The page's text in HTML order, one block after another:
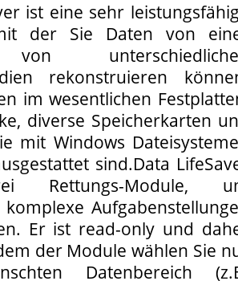
ist eine sehr
der Sie Daten von
rekonstruieren
im wesentlichen
diverse Speicherkarten
mit Windows
sind.Data
Rettungs-Module,
komplexe
Er ist read-only und
der Module wählen Sie
Datenbereich